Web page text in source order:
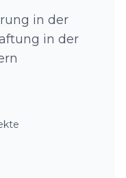
in der
in der